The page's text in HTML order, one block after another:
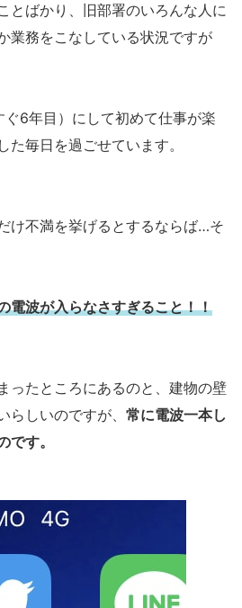
とばかり、旧部署のいろんな人に
業務をこなしている状況ですが
6年目）にして初めて仕事が楽
た毎日を過ごせています。
け不満を挙げるとするならば…そ
電波が入らなさすぎること！！
ったところにあるのと、建物の壁
らしいのですが、 常に電波一本し
す。